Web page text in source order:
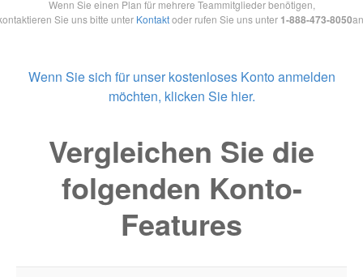
Wenn Sie einen Plan für mehrere Teammitglieder benötigen,
Sie uns bitte unter Kontaktoder rufen Sie uns unter 1-888-473-8050
Wenn Sie sich für unser kostenloses Konto anmelden
möchten, klicken Sie hier.
Vergleichen Sie die
folgenden Konto-
Features